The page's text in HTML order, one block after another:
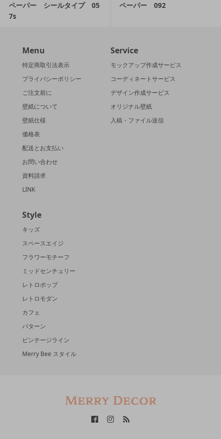
ペーパー シールタイプ 05
7s
ペーパー 092
Menu
特定商取引法表示
プライバシーポリシー
ご注文前に
壁紙について
壁紙仕様
価格表
配送とお支払い
お問い合わせ
資料請求
LINK
Service
モックアップ作成サービス
コーディネートサービス
デザイン作成サービス
オリジナル壁紙
入稿・ファイル送信
Style
キッズ
スペースエイジ
フラワーモチーフ
ミッドセンチュリー
レトロポップ
レトロモダン
カフェ
パターン
ビンテージライン
Merry Bee スタイル